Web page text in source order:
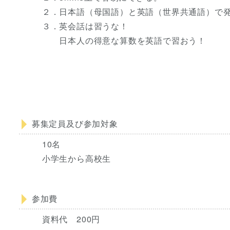
２．日本語（母国語）と英語（世界共通語）で
３．英会話は習うな！
日本人の得意な算数を英語で習おう！
募集定員及び参加対象
10名
小学生から高校生
参加費
資料代 200円